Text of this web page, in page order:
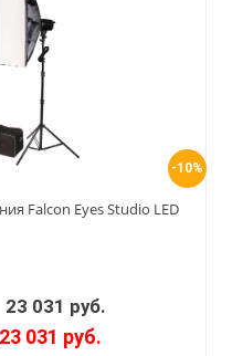
-10%
Falcon Eyes Studio LED
23 031 руб.
23 031 руб.